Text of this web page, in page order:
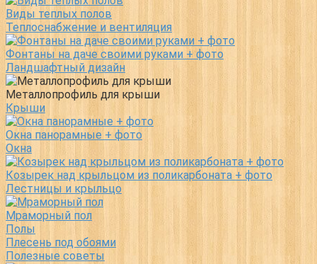
Виды теплых полов
Теплоснабжение и вентиляция
Фонтаны на даче своими руками + фото
Ландшафтный дизайн
Металлопрофиль для крыши
Крыши
Окна панорамные + фото
Окна
Козырек над крыльцом из поликарбоната + фото
Лестницы и крыльцо
Мраморный пол
Полы
Плесень под обоями
Полезные советы